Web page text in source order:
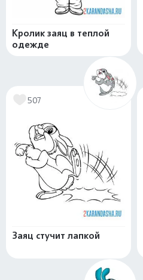
Кролик заяц в теплой
одежде
507
Заяц стучит лапкой